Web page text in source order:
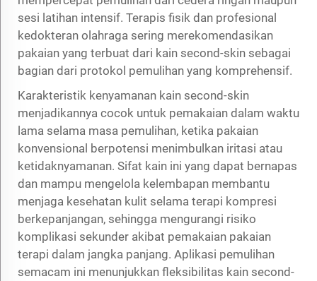
sesi latihan intensif. Terapis fisik dan profesional
kedokteran olahraga sering merekomendasikan
pakaian yang terbuat dari kain second-skin sebagai
bagian dari protokol pemulihan yang komprehensif.
Karakteristik kenyamanan kain second-skin
menjadikannya cocok untuk pemakaian dalam waktu
lama selama masa pemulihan, ketika pakaian
konvensional berpotensi menimbulkan iritasi atau
ketidaknyamanan. Sifat kain ini yang dapat bernapas
dan mampu mengelola kelembapan membantu
menjaga kesehatan kulit selama terapi kompresi
berkepanjangan, sehingga mengurangi risiko
komplikasi sekunder akibat pemakaian pakaian
terapi dalam jangka panjang. Aplikasi pemulihan
semacam ini menunjukkan fleksibilitas kain second-